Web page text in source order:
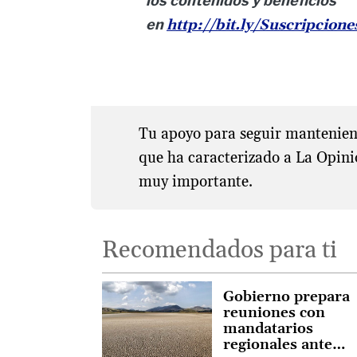
enhttp://bit.ly/
Tu apoyo para seguir
que ha caracterizado a La
muy importante.
Recomendados para ti
Gobierno prepara
reuniones con
mandatarios
regionales ante